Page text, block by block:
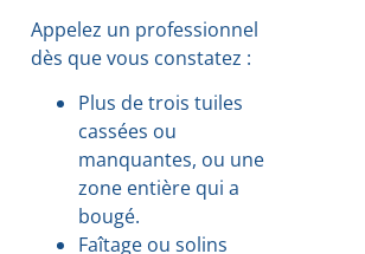
Appelez un professionnel
dès que vous constatez :
Plus de trois tuiles
cassées ou
manquantes, ou une
zone entière qui a
bougé.
Faîtage ou solins